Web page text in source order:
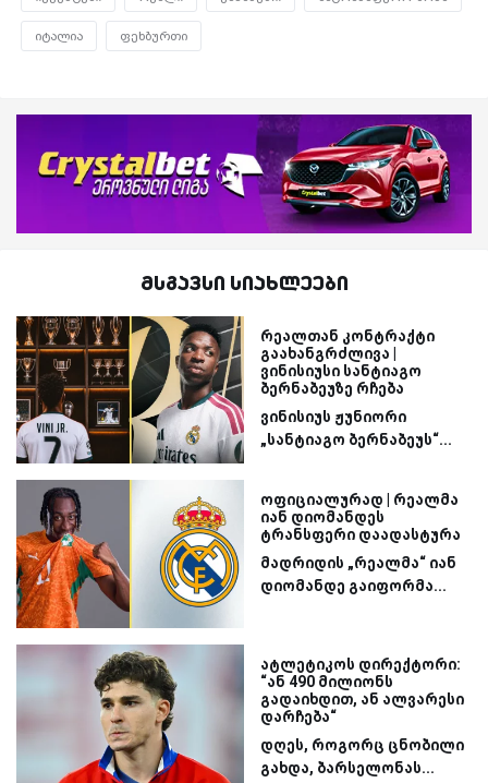
იტალია ფეხბურთი
მსგავსი სიახლეები
რეალთან კონტრაქტი
გაახანგრძლივა |
ვინისიუსი სანტიაგო
ბერნაბეუზე რჩება
ვინისიუს ჟუნიორი
„სანტიაგო ბერნაბეუს“...
ოფიციალურად | რეალმა
იან დიომანდეს
ტრანსფერი დაადასტურა
მადრიდის „რეალმა“ იან
დიომანდე გაიფორმა...
ატლეტიკოს დირექტორი:
“ან 490 მილიონს
გადაიხდით, ან ალვარესი
დარჩება“
დღეს, როგორც ცნობილი
გახდა, ბარსელონას...